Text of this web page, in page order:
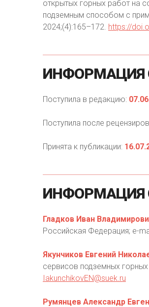
открытых горных работ на
подземным способом с
2024;(4):165–172. https://
ИНФОРМАЦИЯ
Поступила в редакцию:
Поступила после
Принята к публикации:
ИНФОРМАЦИЯ
Гладков Иван
Российская Федерация; e-
Якунчиков Евгений
сервисов подземных
IakunchikovEN@suek.ru
Румянцев Александр